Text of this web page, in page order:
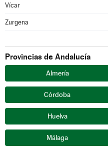
Vícar
Zurgena
Provincias de Andalucía
Almería
Córdoba
Huelva
Málaga